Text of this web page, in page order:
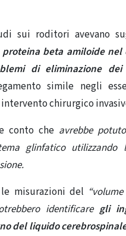
sui roditori avevano
proteina beta amiloide nel
di eliminazione
simile negli
chirurgico
conto che avrebbe
glinfatico utilizzando
misurazioni del
identificare gli
del liquido